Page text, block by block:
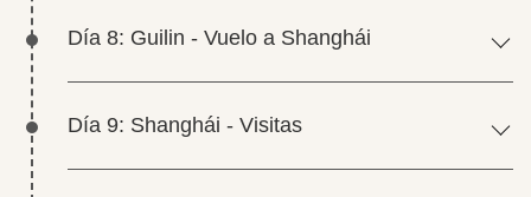
Día 8: Guilin - Vuelo a Shanghái
Día 9: Shanghái - Visitas